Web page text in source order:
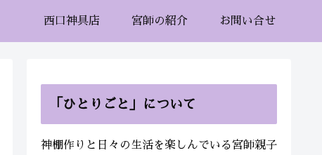
西口神具店 宮師の紹介 お問い合せ
「ひとりごと」について
神棚作りと日々の生活を楽しんでいる宮師親子